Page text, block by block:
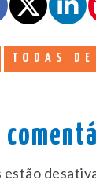
TODAS